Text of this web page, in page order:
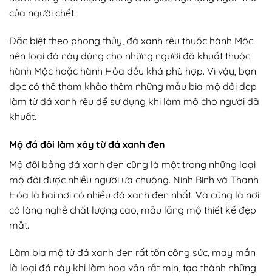
của người chết.
Đặc biệt theo phong thủy, đá xanh rêu thuộc hành Mộc
nên loại đá này dùng cho những người đã khuất thuộc
hành Mộc hoặc hành Hỏa đều khá phù hợp. Vì vậy, bạn
đọc có thể tham khảo thêm những mẫu bia mộ đôi đẹp
làm từ đá xanh rêu để sử dụng khi làm mộ cho người đã
khuất.
Mộ đá đôi làm xây từ đá xanh đen
Mộ đôi bằng đá xanh đen cũng là một trong những loại
mộ đôi được nhiều người ưa chuộng. Ninh Bình và Thanh
Hóa là hai nơi có nhiều đá xanh đen nhất. Và cũng là nơi
có làng nghề chất lượng cao, mẫu lăng mộ thiết kế đẹp
mắt.
Làm bia mộ từ đá xanh đen rất tốn công sức, may mắn
là loại đá này khi làm hoa văn rất mịn, tạo thành những